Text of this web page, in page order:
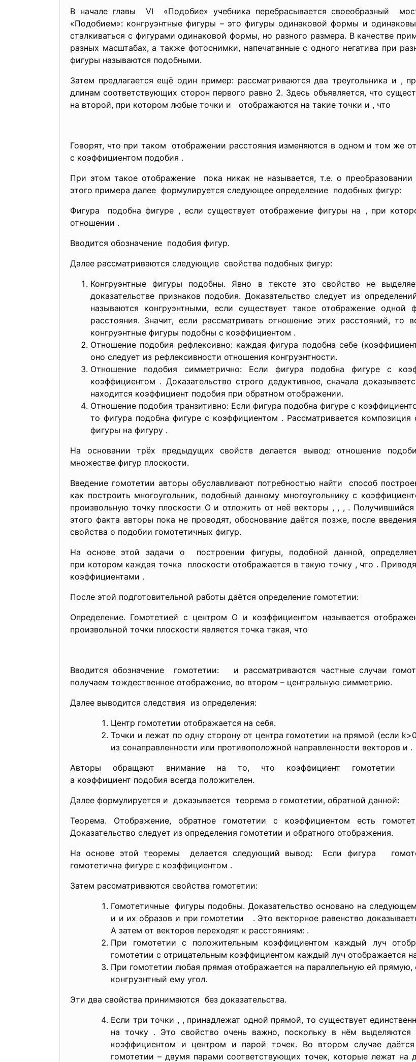
В начале главы VI «Подобие» учебника перебрасывается своеобразный
«Подобием»: конгруэнтные фигуры – это фигуры одинаковой формы и
сталкиваться с фигурами одинаковой формы, но разного размера. В качестве
разных масштабах, а также фотоснимки, напечатанные с одного негатива при
фигуры называются подобными.
Затем предлагается ещё один пример: рассматриваются дватреугольника и ,
длинам соответствующих сторон первого равно 2. Здесь объявляется, что
на второй, при котором любые точки и отображаются на такие точки и , что
Говорят, что при таком отображении расстояния изменяются в одном и том же
с коэффициентом подобия .
При этом такое отображение пока никак не называется, т.е. о
этого примера далее формулируется следующее определение подобных фигур:
Фигура подобна фигуре , если существует отображение фигуры на , при
отношении .
Вводится обозначение подобия фигур.
Далее рассматриваются следующие свойства подобных фигур:
Конгруэнтные фигуры подобны. Явно в тексте это свойство не
доказательстве признаков подобия. Доказательство следует из
называются конгруэнтными, если существует такое отображение
расстояния. Значит, если рассматривать отношение этих расстояний, то
конгруэнтные фигуры подобны с коэффициентом .
Отношение подобия рефлексивно: каждая фигура подобна себе
оно следует из рефлексивности отношения конгруэнтности.
Отношение подобия симметрично: Если фигура подобна фигуре с
коэффициентом . Доказательство строго дедуктивное, сначала
находится коэффициент подобия при обратном отображении.
Отношение подобия транзитивно: Если фигура подобна фигуре с
то фигура подобна фигуре с коэффициентом . Рассматривается
фигуры на фигуру .
На основании трёх предыдущих свойств делается вывод: отношение
множестве фигур плоскости.
Введение гомотетии авторы обуславливают потребностью найти способ
как построить многоугольник, подобный данному многоугольнику с
произвольную точку плоскости O и отложить от неё векторы , , , .
этого факта авторы пока не проводят, обоснование даётся позже, после
свойства о подобии гомотетичных фигур.
На основе этой задачи о построении фигуры, подобной данной,
при котором каждая точка плоскости отображается в такую точку , что .
коэффициентами .
После этой подготовительной работы даётся определение гомотетии:
Определение. Гомотетией с центром О и коэффициентом называется
произвольной точки плоскости является точка такая, что
Вводится обозначение гомотетии: и рассматриваются частные случаи
получаем тождественное отображение, во втором – центральную симметрию.
Далее выводится следствия из определения:
Центр гомотетии отображается на себя.
Точки и лежат по одну сторону от центра гомотетии на прямой (если
из сонаправленности или противоположной направленности векторов и .
Авторы обращают внимание на то, что коэффициент гомотетии
а коэффициент подобия всегда положителен.
Далее формулируется и доказывается теорема о гомотетии, обратной данной:
Теорема. Отображение, обратное гомотетии с коэффициентом есть
Доказательство следует из определения гомотетии и обратного отображения.
На основе этой теоремы делается следующий вывод: Если фигура
гомотетична фигуре с коэффициентом .
Затем рассматриваются свойства гомотетии:
Гомотетичные фигуры подобны. Доказательство основано на
и и их образов и при гомотетии . Это векторное равенство
А затем от векторов переходят к расстояниям: .
При гомотетии с положительным коэффициентом каждый луч
гомотетии с отрицательным коэффициентом каждый луч отображается
При гомотетии любая прямая отображается на параллельную ей прямую,
конгруэнтный ему угол.
Эти два свойства принимаются без доказательства.
Если три точки , , принадлежат одной прямой, то существует
на точку . Это свойство очень важно, поскольку в нём
коэффициентом и центром и парой точек. Во втором случае
гомотетии – двумя парами соответствующих точек, которые лежат на